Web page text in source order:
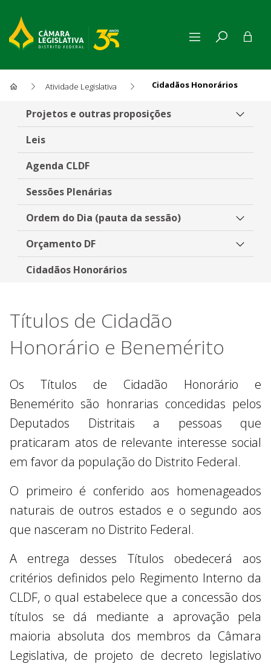
Atividade Legislativa Cidadãos Honorários
Cidadãos Honorários
Projetos e outras proposições
Leis
Agenda CLDF
Sessões Plenárias
Ordem do Dia (pauta da sessão)
Orçamento DF
Cidadãos Honorários
Títulos de Cidadão
Honorário e Benemérito
Os Títulos de Cidadão Honorário e
Benemérito são honrarias concedidas pelos
Deputados Distritais a pessoas que
praticaram atos de relevante interesse social
em favor da população do Distrito Federal.
O primeiro é conferido aos homenageados
naturais de outros estados e o segundo aos
que nasceram no Distrito Federal.
A entrega desses Títulos obedecerá aos
critérios definidos pelo Regimento Interno da
CLDF, o qual estabelece que a concessão dos
títulos se dá mediante a aprovação pela
maioria absoluta dos membros da Câmara
Legislativa, de projeto de decreto legislativo